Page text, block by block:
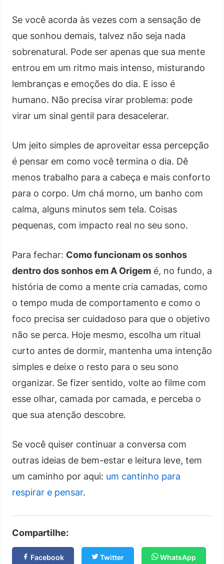
Se você acorda às vezes com a sensação de
que sonhou demais, talvez não seja nada
sobrenatural. Pode ser apenas que sua mente
entrou em um ritmo mais intenso, misturando
lembranças e emoções do dia. E isso é
humano. Não precisa virar problema: pode
virar um sinal gentil para desacelerar.
Um jeito simples de aproveitar essa percepção
é pensar em como você termina o dia. Dê
menos trabalho para a cabeça e mais conforto
para o corpo. Um chá morno, um banho com
calma, alguns minutos sem tela. Coisas
pequenas, com impacto real no seu sono.
Para fechar: Como funcionam os sonhos
dentro dos sonhos em A Origem é, no fundo, a
história de como a mente cria camadas, como
o tempo muda de comportamento e como o
foco precisa ser cuidadoso para que o objetivo
não se perca. Hoje mesmo, escolha um ritual
curto antes de dormir, mantenha uma intenção
simples e deixe o resto para o seu sono
organizar. Se fizer sentido, volte ao filme com
esse olhar, camada por camada, e perceba o
que sua atenção descobre.
Se você quiser continuar a conversa com
outras ideias de bem-estar e leitura leve, tem
um caminho por aqui: um cantinho para
respirar e pensar.
Compartilhe:
Facebook Twitter WhatsApp